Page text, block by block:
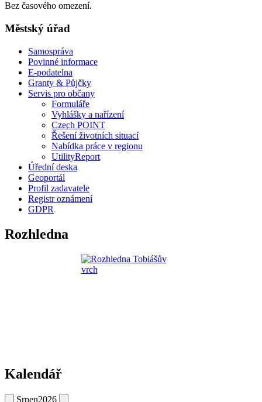
Bez časového omezení.
Městský úřad
Samospráva
Povinné informace
E-podatelna
Granty & Půjčky
Servis pro občany
Formuláře
Vyhlášky a nařízení
Czech POINT
Řešení životních situací
Nabídka práce v regionu
UtilityReport
Úřední deska
Geoportál
Profil zadavatele
Registr oznámení
GDPR
Rozhledna
Kalendář
Srpen2026